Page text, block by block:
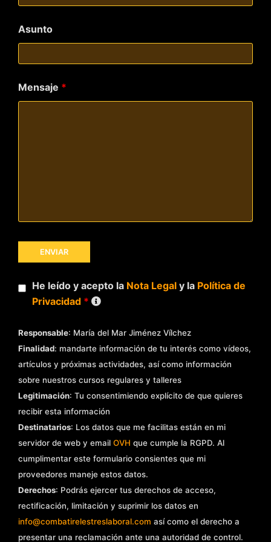
Asunto
Mensaje *
He leído y acepto la Nota Legaly la Política de
Privacidad *
Responsable: María del Mar Jiménez Vílchez
Finalidad: mandarte información de tu interés como vídeos,
artículos y próximas actividades, así como información
sobre nuestros cursos regulares y talleres
Legitimación: Tu consentimiendo explícito de que quieres
recibir esta información
Destinatarios: Los datos que me facilitas están en mi
servidor de web y email OVH que cumple la RGPD. Al
cumplimentar este formulario consientes que mi
proveedores maneje estos datos.
Derechos: Podrás ejercer tus derechos de acceso,
rectificación, limitación y suprimir los datos en
info@combatirelestreslaboral.com así como el derecho a
presentar una reclamación ante una autoridad de control.